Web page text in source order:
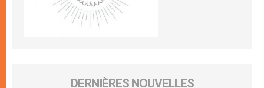
DERNIÈRES NOUVELLES